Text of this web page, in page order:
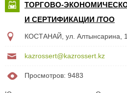
ТОРГОВО-
И СЕРТИФИКАЦИИ /ТОО
КОСТАНАЙ, ул. Алтынсарина,
kazrossert@kazrossert.kz
Просмотров: 9483